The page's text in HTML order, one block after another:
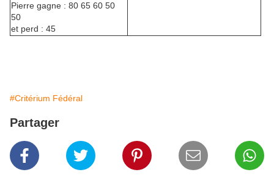
Pierre gagne : 80 65 60 50
50
et perd : 45
#Critérium Fédéral
Partager